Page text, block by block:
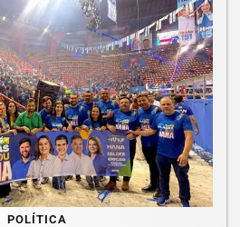
POLÍTICA